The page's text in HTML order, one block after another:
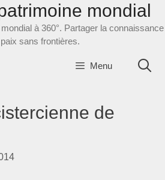
mondial
à 360°. Partager la connaissance
sans frontières.
Menu
de